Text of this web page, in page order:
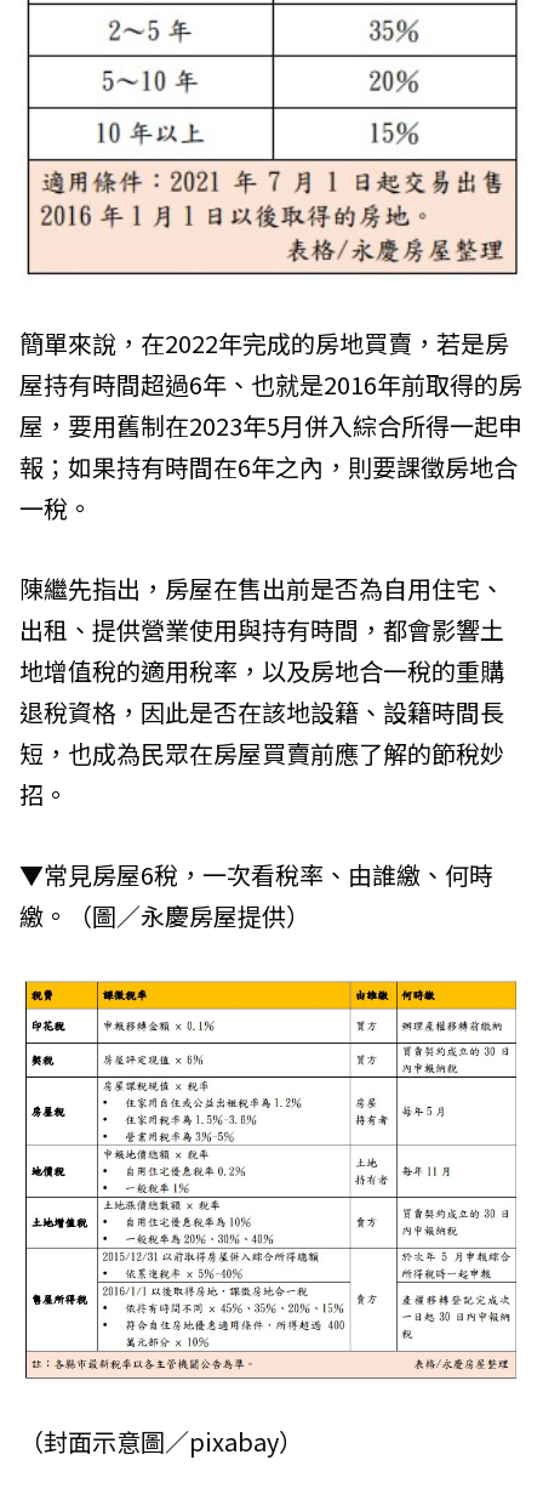
簡單來說，在2022年完成的房地買賣，若是房
屋持有時間超過6年、也就是2016年前取得的房
屋，要用舊制在2023年5月併入綜合所得一起申
報；如果持有時間在6年之內，則要課徵房地合
一稅。
陳繼先指出，房屋在售出前是否為自用住宅、
出租、提供營業使用與持有時間，都會影響土
地增值稅的適用稅率，以及房地合一稅的重購
退稅資格，因此是否在該地設籍、設籍時間長
短，也成為民眾在房屋買賣前應了解的節稅妙
招。
▼常見房屋6稅，一次看稅率、由誰繳、何時
繳。（圖／永慶房屋提供）
（封面示意圖／pixabay）